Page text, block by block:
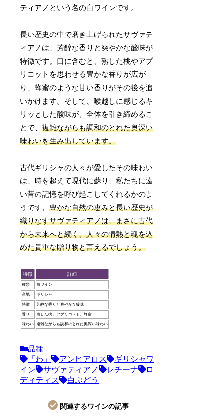
ティアノという名の白ワインです。
長い歴史の中で磨き上げられたサヴァテ
ィアノは、芳醇な香りと爽やかな酸味が
特徴です。口に含むと、熟した桃やアプ
リコットを思わせる豊かな香りが広が
り、蜂蜜のような甘い香りがその後を追
いかけます。そして、喉越しに感じるキ
リッとした酸味が、全体を引き締めるこ
とで、複雑ながらも調和のとれた奥深い
味わいを生み出しています。
古代ギリシャの人々が愛したその味わい
は、時を超えて現代に蘇り、私たちに遠
い昔の記憶を呼び起こしてくれるかのよ
うです。豊かな自然の恵みと長い歴史が
織りなすサヴァティアノは、まさに古代
から未来へと続く、人々の情熱と魂を込
めた貴重な贈り物と言えるでしょう。
特徴 詳細
種類 白ワイン
産地 ギリシャ
特徴 芳醇な香りと爽やかな酸味
香り 熟した桃、アプリコット、蜂蜜
味わい 複雑ながらも調和のとれた奥深い味わい
品種
「わ」
アンヒアロス
ギリシャワ
イン
サヴァティアノ レチーナ
ロ
ディティス
白ぶどう
関連するワインの記事